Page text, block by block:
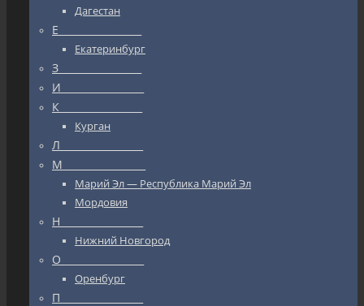
Дагестан
Е_________________
Екатеринбург
З_________________
И_________________
К_________________
Курган
Л_________________
М_________________
Марий Эл — Республика Марий Эл
Мордовия
Н_________________
Нижний Новгород
О_________________
Оренбург
П_________________